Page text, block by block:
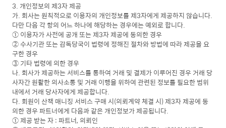
3. 개인정보의 제3자 제공
가. 회사는 원칙적으로 이용자의 개인정보를 제3자에게 제공하지 않습니다.
다만 다음 각 항의 어느 하나에 해당하는 경우에는 예외로 합니다.
① 이용자가 사전에 공개 또는 제3자 제공에 동의한 경우
② 수사기관 또는 감독당국이 법령에 정해진 절차와 방법에 따라 제공을 요
구한 경우
③ 기타 법령에 의한 경우
나. 회사가 제공하는 서비스를 통하여 거래 및 결제가 이루어진 경우 거래 당
사자간 원활한 의사소통 및 거래 이행을 위하여 관련된 정보를 필요한 범위
내에서 거래 당사자에게 제공합니다.
다. 회원이 산책 매니징 서비스 구매 시(의뢰계약 체결 시) 제3자 제공에 동
의한 경우 파트너에게 다음과 같은 개인정보가 제공됩니다.
① 제공 받는 자 : 파트너, 의뢰인